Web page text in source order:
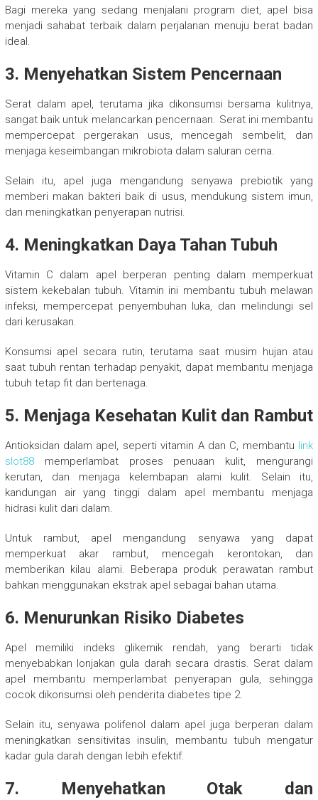
Bagi mereka yang sedang menjalani program diet, apel bisa
menjadi sahabat terbaik dalam perjalanan menuju berat badan
ideal.
3. Menyehatkan Sistem Pencernaan
Serat dalam apel, terutama jika dikonsumsi bersama kulitnya,
sangat baik untuk melancarkan pencernaan. Serat ini membantu
mempercepat pergerakan usus, mencegah sembelit, dan
menjaga keseimbangan mikrobiota dalam saluran cerna.
Selain itu, apel juga mengandung senyawa prebiotik yang
memberi makan bakteri baik di usus, mendukung sistem imun,
dan meningkatkan penyerapan nutrisi.
4. Meningkatkan Daya Tahan Tubuh
Vitamin C dalam apel berperan penting dalam memperkuat
sistem kekebalan tubuh. Vitamin ini membantu tubuh melawan
infeksi, mempercepat penyembuhan luka, dan melindungi sel
dari kerusakan.
Konsumsi apel secara rutin, terutama saat musim hujan atau
saat tubuh rentan terhadap penyakit, dapat membantu menjaga
tubuh tetap fit dan bertenaga.
5. Menjaga Kesehatan Kulit dan Rambut
Antioksidan dalam apel, seperti vitamin A dan C, membantu link
slot88memperlambat proses penuaan kulit, mengurangi
kerutan, dan menjaga kelembapan alami kulit. Selain itu,
kandungan air yang tinggi dalam apel membantu menjaga
hidrasi kulit dari dalam.
Untuk rambut, apel mengandung senyawa yang dapat
memperkuat akar rambut, mencegah kerontokan, dan
memberikan kilau alami. Beberapa produk perawatan rambut
bahkan menggunakan ekstrak apel sebagai bahan utama.
6. Menurunkan Risiko Diabetes
Apel memiliki indeks glikemik rendah, yang berarti tidak
menyebabkan lonjakan gula darah secara drastis. Serat dalam
apel membantu memperlambat penyerapan gula, sehingga
cocok dikonsumsi oleh penderita diabetes tipe 2.
Selain itu, senyawa polifenol dalam apel juga berperan dalam
meningkatkan sensitivitas insulin, membantu tubuh mengatur
kadar gula darah dengan lebih efektif.
7. Menyehatkan Otak dan